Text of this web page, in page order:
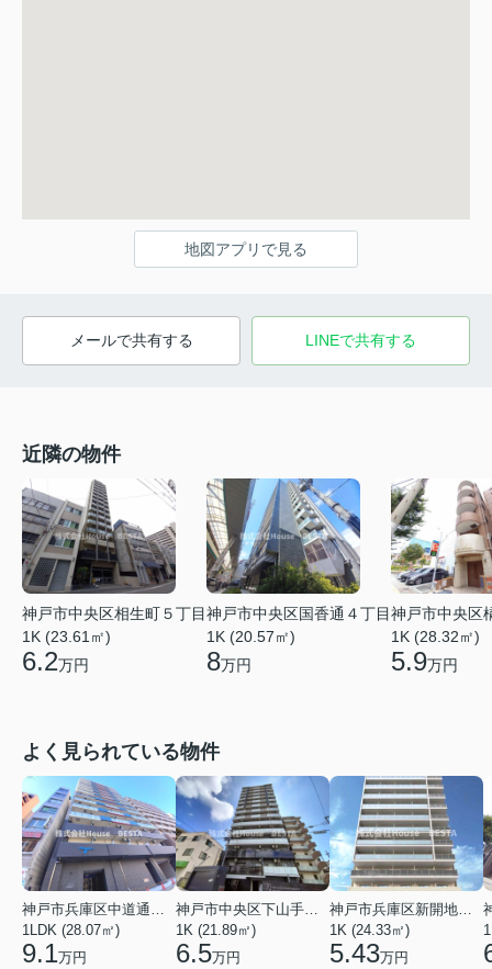
地図アプリで見る
メールで共有する LINEで共有する
近隣の物件
神戸市中央区相生町５丁目
1K (23.61㎡)
6.2万円
神戸市中央区国香通４丁目
1K (20.57㎡)
8万円
神戸市中央区
1K (28.32㎡)
5.9万円
よく見られている物件
1LDK (28.07㎡)
9.1万円
1K (21.89㎡)
6.5万円
1K (24.33㎡)
5.43万円